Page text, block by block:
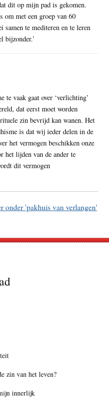
dit op mijn pad is gekomen.
met een groep van 60
samen te mediteren en te leren
bijzonder.’
te vaak gaat over ‘verlichting’
dat eerst moet worden
zin bevrijd kan wanen. Het
is dat wij ieder delen in de
het vermogen beschikken onze
het lijden van de ander te
dit vermogen
onder 'pakhuis van verlangen'
zin van het leven?
innerlijk